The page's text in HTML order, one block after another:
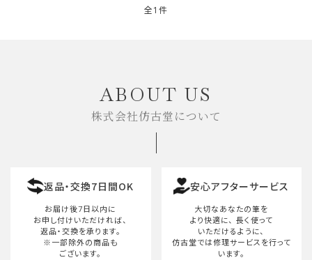
全1件
検索する
ABOUT US
株式会社仿古堂について
返品・交換7日間OK
お届け後7日以内に
お申し付けいただければ、
返品・交換を承ります。
※一部除外の商品も
ございます。
安心アフターサービス
大切なあなたの筆を
より快適に、 長く使って
いただけるように、
仿古堂では修理サービスを行って
います。